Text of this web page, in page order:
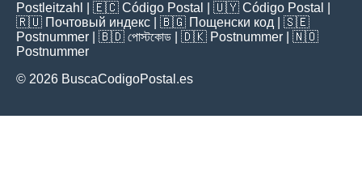
Postleitzahl
| 🇪🇨 Código Postal | 🇺🇾 Código Postal
🇷🇺 Почтовый индекс | 🇧🇬 Пощенски код | 🇸🇪
Postnummer | 🇧🇩 পোস্টকোড | 🇩🇰 Postnummer | 🇳🇴
Postnummer
© 2026 BuscaCodigoPostal.es